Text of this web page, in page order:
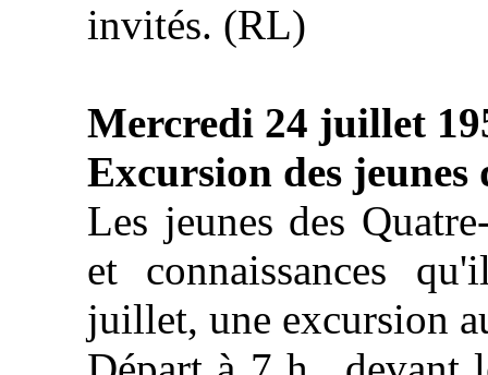
invités. (RL)
Mercredi 24 juillet
Excursion des jeunes
Les jeunes des
et connaissances
juillet, une excursion